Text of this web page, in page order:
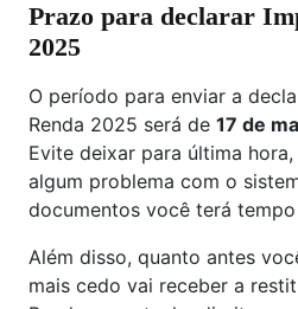
Prazo para declarar
2025
O período para enviar a
Renda 2025 será de 17 de
Evite deixar para última
algum problema com o
documentos você terá
Além disso, quanto antes
mais cedo vai receber a